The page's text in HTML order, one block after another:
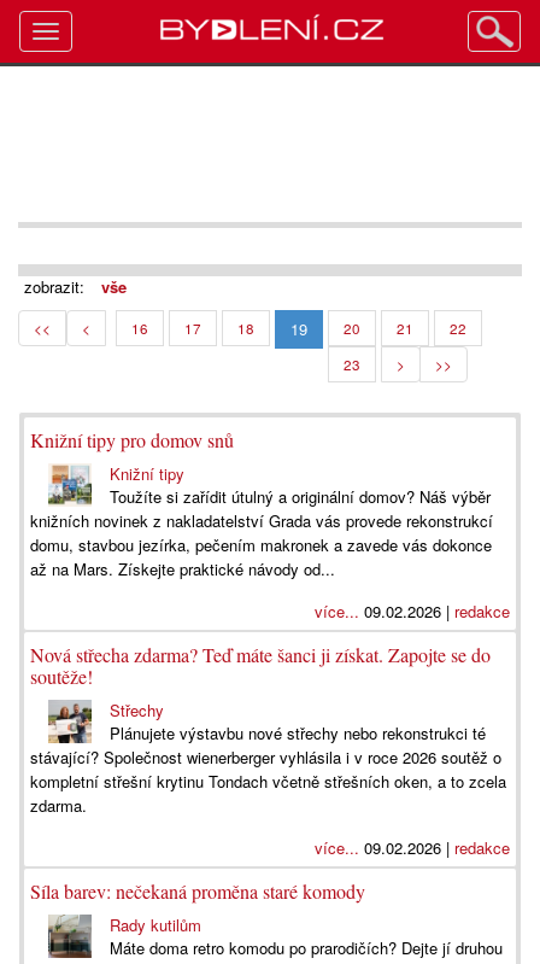
zobrazit: vše
<< < 16 17 18 19 20 21
22
23
> >>
Knižní tipy pro domov snů
Knižní tipy
Toužíte si zařídit útulný a originální domov? Náš výběr
knižních novinek z nakladatelství Grada vás provede rekonstrukcí
domu, stavbou jezírka, pečením makronek a zavede vás dokonce
až na Mars. Získejte praktické návody od...
více... 09.02.2026 | redakce
Nová střecha zdarma? Teď máte šanci ji získat. Zapojte se do
soutěže!
Střechy
Plánujete výstavbu nové střechy nebo rekonstrukci té
stávající? Společnost wienerberger vyhlásila i v roce 2026 soutěž o
kompletní střešní krytinu Tondach včetně střešních oken, a to zcela
zdarma.
více... 09.02.2026 | redakce
Síla barev: nečekaná proměna staré komody
Rady kutilům
Máte doma retro komodu po prarodičích? Dejte jí druhou
Toggle
navigation